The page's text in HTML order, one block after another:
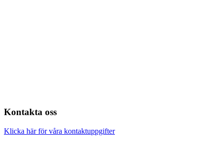
Kontakta oss
Klicka här för våra kontaktuppgifter